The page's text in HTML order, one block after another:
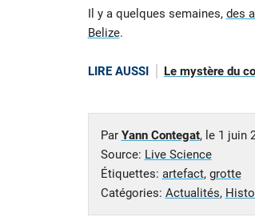
Il y a quelques semaines, des
Belize.
LIRE AUSSI Le mystère du
Par Yann Contegat, le 1 juin
Source: Live Science
Étiquettes: artefact, grotte
Catégories: Actualités,